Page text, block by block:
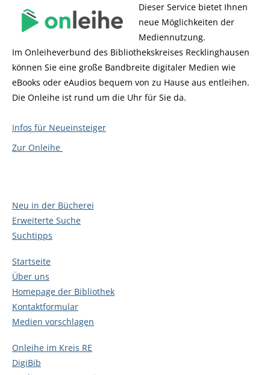
Dieser Service bietet Ihnen
neue Möglichkeiten der
Mediennutzung.
Im Onleiheverbund des Bibliothekskreises Recklinghausen
können Sie eine große Bandbreite digitaler Medien wie
eBooks oder eAudios bequem von zu Hause aus entleihen.
Die Onleihe ist rund um die Uhr für Sie da.
Infos für Neueinsteiger
Zur Onleihe
Neu in der Bücherei
Erweiterte Suche
Suchtipps
Startseite
Über uns
Homepage der Bibliothek
Kontaktformular
Medien vorschlagen
Onleihe im Kreis RE
DigiBib